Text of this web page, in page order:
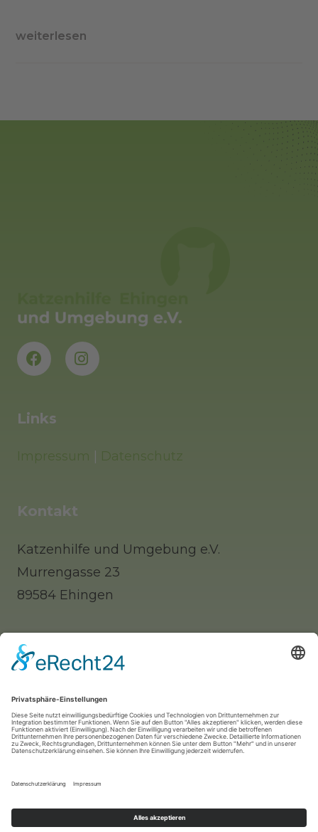
weiterlesen
Links
Impressum | Datenschutz
Kontakt
Katzenhilfe und Umgebung e.V.
Murrengasse 23
89584 Ehingen
Tel: 0 73 91 / 77 0 88 65 (Telefonisch erst
nachmittags zu erreichen)
Whatsapp: 0177 / 9140312 (nur für Notfälle!)
Mail:info@katzenhilfe-ehingen.de